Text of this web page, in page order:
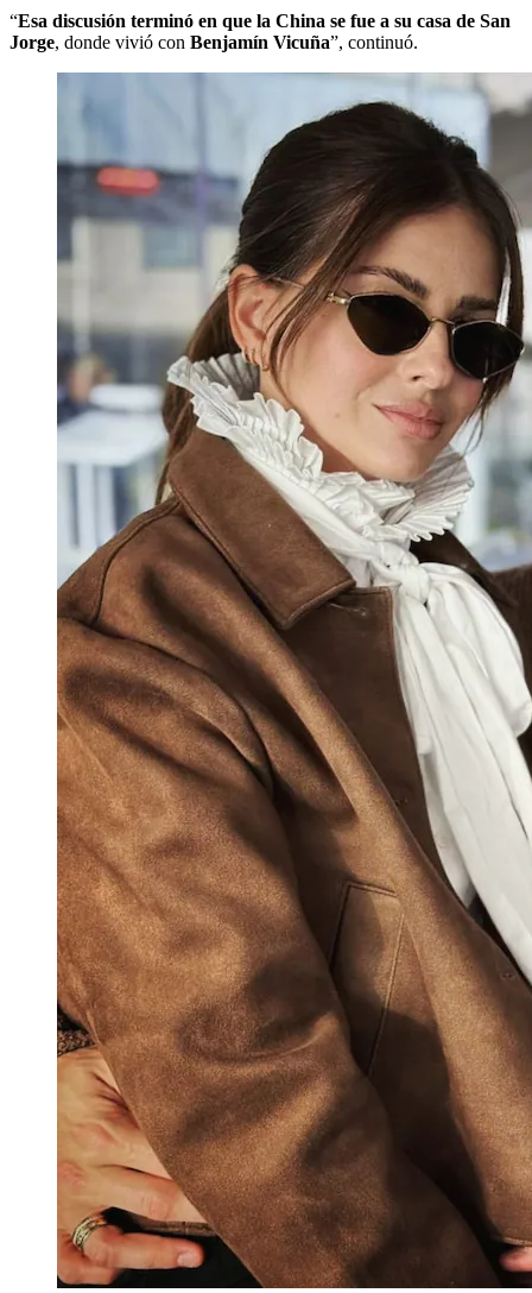
“Esa discusión terminó en que la China se fue a su casa de San
Jorge, donde vivió con Benjamín Vicuña”, continuó.